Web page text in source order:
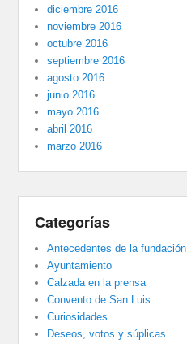
diciembre 2016
noviembre 2016
octubre 2016
septiembre 2016
agosto 2016
junio 2016
mayo 2016
abril 2016
marzo 2016
Categorías
Antecedentes de la fundación
Ayuntamiento
Calzada en la prensa
Convento de San Luis
Curiosidades
Deseos, votos y súplicas